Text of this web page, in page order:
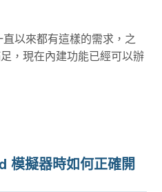
以來都有這樣的需求，之
，現在內建功能已經可以辦
模擬器時如何正確開